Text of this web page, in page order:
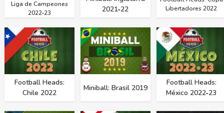
Liga de Campeones
2022‑23
2021‑22
Libertadores 2022
Football Heads:
Chile 2022
Miniball: Brasil 2019
Football Heads:
México 2022‑23